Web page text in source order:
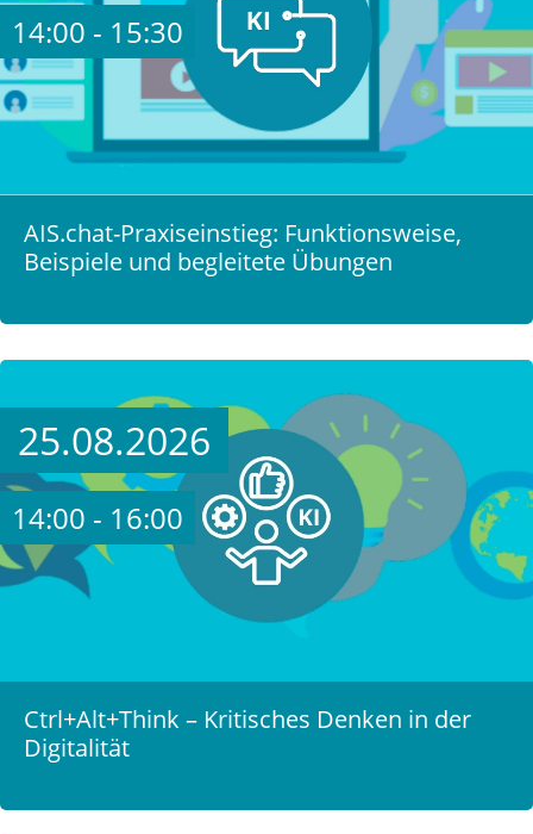
14:00 - 15:30
AIS.chat-Praxiseinstieg: Funktionsweise,
Beispiele und begleitete Übungen
25.08.2026
14:00 - 16:00
Ctrl+Alt+Think – Kritisches Denken in der
Digitalität